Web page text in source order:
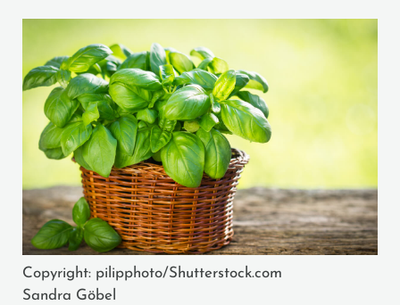
Copyright: pilipphoto/Shutterstock.com
Sandra Göbel